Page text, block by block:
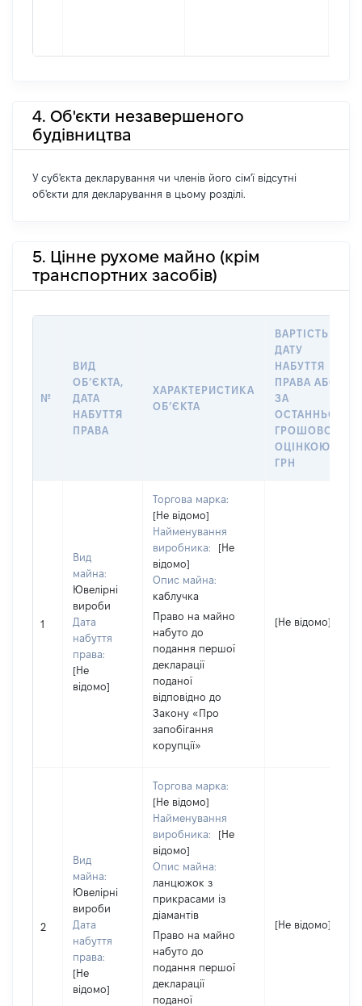
4. Об'єкти незавершеного
будівництва
У суб'єкта декларування чи членів його сім'ї відсутні
об'єкти для декларування в цьому розділі.
5. Цінне рухоме майно (крім
транспортних засобів)
№
ВИД
ОБʼЄКТА,
ДАТА
НАБУТТЯ
ПРАВА
ХАРАКТЕРИСТИКА
ОБʼЄКТА
ВАРТІСТЬ НА
ДАТУ
НАБУТТЯ
ПРАВА АБО
ЗА
ОСТАННЬОЮ
ГРОШОВОЮ
ОЦІНКОЮ,
ГРН
1
Вид
майна:
Ювелірні
вироби
Дата
набуття
права:
[Не
відомо]
Торгова марка:
[Не відомо]
Найменування
виробника:
[Не
відомо]
Опис майна:
каблучка
Право на майно
набуто до
подання першої
декларації
поданої
відповідно до
Закону «Про
запобігання
корупції»
[Не відомо]
2
Вид
майна:
Ювелірні
вироби
Дата
набуття
права:
[Не
відомо]
Торгова марка:
[Не відомо]
Найменування
виробника:
[Не
відомо]
Опис майна:
ланцюжок з
прикрасами із
діамантів
Право на майно
набуто до
подання першої
декларації
поданої
[Не відомо]